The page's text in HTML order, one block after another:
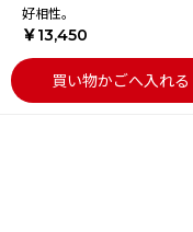
好相性。
￥13,450
買い物かごへ入れる